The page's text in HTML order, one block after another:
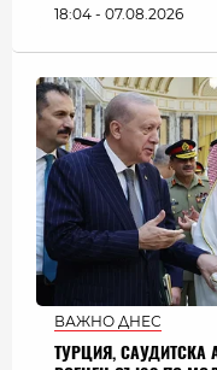
18:04 - 07.08.2026
ВАЖНО ДНЕС
ТУРЦИЯ, САУДИТСКА